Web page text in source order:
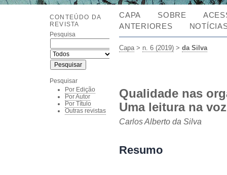
CONTEÚDO DA
REVISTA
Pesquisa
Pesquisar
Por Edição
Por Autor
Por Título
Outras revistas
CAPA SOBRE
ANTERIORES
Capa > n. 6 (2019) >da Silva
Qualidade nas
Uma leitura na
Carlos Alberto da Silva
Resumo